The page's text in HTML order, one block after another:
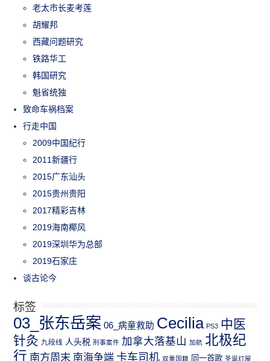
老太市长麦考莲
胡耀邦
西藏问题研究
铁路华工
韩国研究
魁省统独
致命车祸档案
行走中国
2009中国纪行
2011新疆行
2015广东汕头
2015贵州贵阳
2017精彩吉林
2019海南椰风
2019深圳华为总部
2019石家庄
谈古论今
标签
03_张东岳案 06_病童救助 Cecilia PS3 中医
针灸 九段线 人头税 刑事案件 加拿大落基山 加航 北极纪
行 南方周末 南海争端 卡车司机 双重国籍 同一首歌 圣诞灯屋